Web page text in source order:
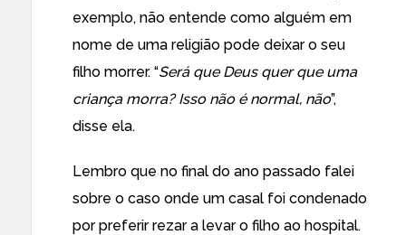
exemplo, não entende como alguém em
nome de uma religião pode deixar o seu
filho morrer. “Será que Deus quer que uma
criança morra? Isso não é normal, não”,
disse ela.
Lembro que no final do ano passado falei
sobre o caso onde um casal foi condenado
por preferir rezar a levar o filho ao hospital.